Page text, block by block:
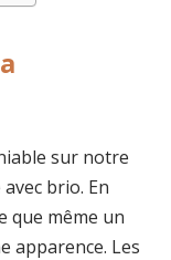
sur notre
brio. En
que même un
apparence. Les